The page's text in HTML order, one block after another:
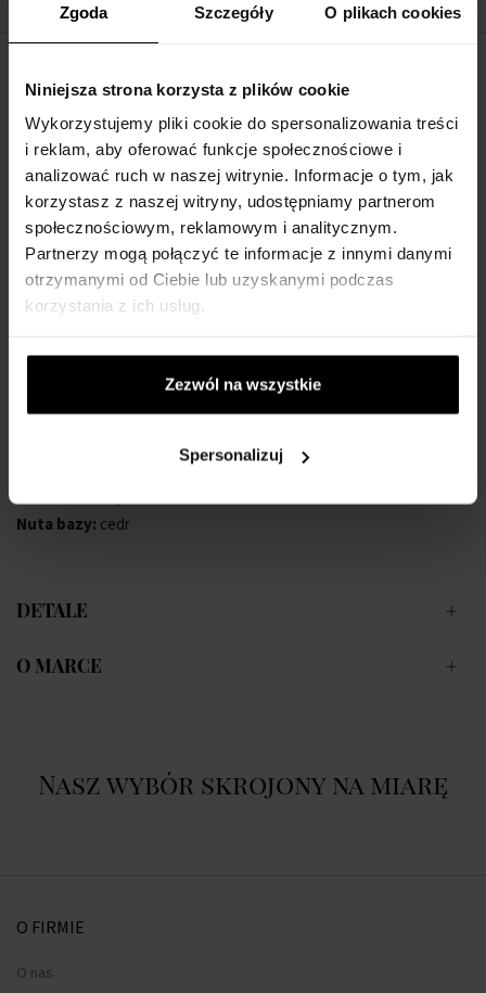
Zgoda Szczegóły O plikach cookies
Niniejsza strona korzysta z plików cookie
Wykorzystujemy pliki cookie do spersonalizowania treści
i reklam, aby oferować funkcje społecznościowe i
analizować ruch w naszej witrynie. Informacje o tym, jak
korzystasz z naszej witryny, udostępniamy partnerom
społecznościowym, reklamowym i analitycznym.
Partnerzy mogą połączyć te informacje z innymi danymi
otrzymanymi od Ciebie lub uzyskanymi podczas
korzystania z ich usług.
Zezwól na wszystkie
Spersonalizuj
OPIS
Montblanc Explorer Platinum to intensywny i niepowtarzalny
zapach, który będzie Ci towarzyszył we wszystkich przygodach!
Nuta głowy:nuty ozonowe, czerwony grejpfrut, liść fiołka, liście
nuty aromatyczne , szałwia muszkatałowa, szałwia
muszkatołowa, szałwia
Nuta bazy: cedr
DETALE
O MARCE
Nasz wybór skrojony na miarę
O FIRMIE
O nas